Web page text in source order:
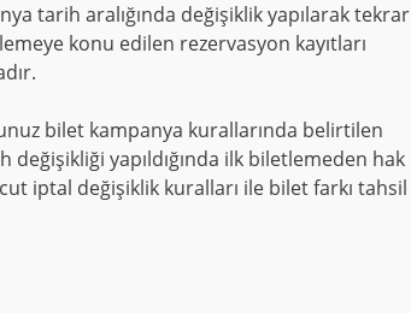
tarih aralığında değişiklik yapılarak tekrar
konu edilen rezervasyon kayıtları
bilet kampanya kurallarında belirtilen
değişikliği yapıldığında ilk biletlemeden hak
iptal değişiklik kuralları ile bilet farkı tahsil